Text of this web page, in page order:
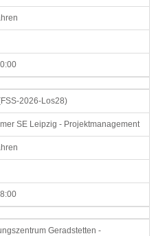
2026-Los28)
SE Leipzig - Projektmanagement
Geradstetten -